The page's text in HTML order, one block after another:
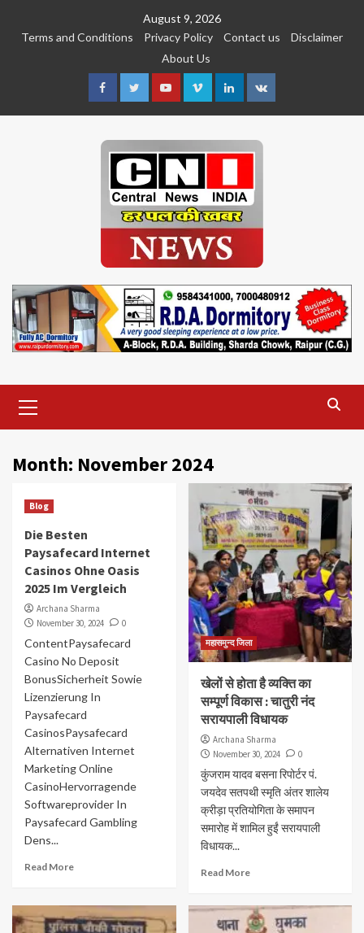
August 9, 2026
Terms and Conditions
Privacy Policy Contact us
Disclaimer
About Us
FacebookTwitterYoutubeVimeoLinkedin
VK
Menu
Month: November 2024
Blog
Die Besten
Paysafecard Internet
Casinos Ohne Oasis
2025 Im Vergleich
Archana Sharma
November 30, 2024
0
ContentPaysafecard
Casino No Deposit
BonusSicherheit Sowie
Lizenzierung In
Paysafecard
CasinosPaysafecard
Alternativen Internet
Marketing Online
CasinoHervorragende
Softwareprovider In
Paysafecard Gambling
Dens...
Read More
महासमुन्द जिला
खेलों से होता है व्यक्ति का
सम्पूर्ण विकास : चातुरी नंद
सरायपाली विधायक
Archana Sharma
November 30, 2024
0
कुंजराम यादव बसना रिपोर्टर पं.
जयदेव सतपथी स्मृति अंतर शालेय
क्रीड़ा प्रतियोगिता के समापन
समारोह में शामिल हुईं सरायपाली
विधायक...
Read More